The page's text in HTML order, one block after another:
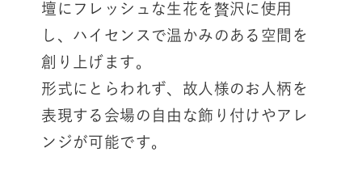
壇にフレッシュな生花を贅沢に使用
し、ハイセンスで温かみのある空間を
創り上げます。
形式にとらわれず、故人様のお人柄を
表現する会場の自由な飾り付けやアレ
ンジが可能です。